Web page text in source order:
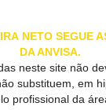
NETO SEGUE
DA ANVISA.
neste site não
substituem, em
profissional da